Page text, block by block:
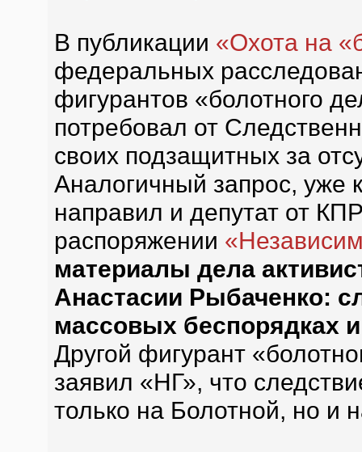
В публикации «Охота на
федеральных
фигурантов «болотного
потребовал от
своих подзащитных за
Аналогичный запрос, уже
направил и депутат от
распоряжении
материалы дела
Анастасии Рыбаченко:
массовых беспорядках
Другой фигурант
заявил «НГ», что
только на Болотной, но и